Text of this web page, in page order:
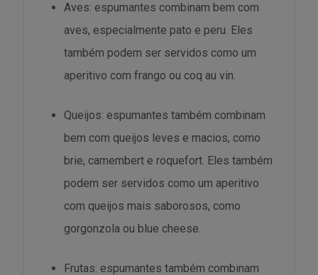
Aves: espumantes combinam bem com
aves, especialmente pato e peru. Eles
também podem ser servidos como um
aperitivo com frango ou coq au vin.
Queijos: espumantes também combinam
bem com queijos leves e macios, como
brie, camembert e roquefort. Eles também
podem ser servidos como um aperitivo
com queijos mais saborosos, como
gorgonzola ou blue cheese.
Frutas: espumantes também combinam